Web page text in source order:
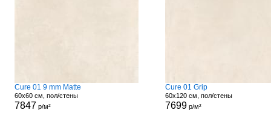
Cure 01 9 mm Matte
60x60 см, пол/стены
7847 р/м²
Cure 01 Grip
60x120 см, пол/стены
7699р/м²